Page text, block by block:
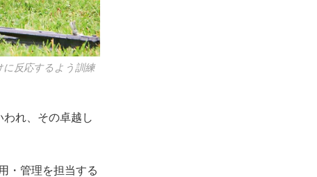
に反応するよう訓練
れ、その卓越し
・管理を担当する